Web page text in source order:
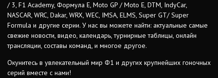
/ 3, F1 Academy, Формула Е, Moto GP / Moto E, DTM, IndyCar,
NASCAR, WRC, Dakar, WRX, WEC, IMSA, ELMS, Super GT/ Super
Formula и другие серии. У нас вы можете найти: актуальные самые
свежие новости, видео, календарь, турнирные таблицы, онлайн
трансляции, составы команд, и многое другое.
Окунитесь в увлекательный мир Ф1 и других крупнейших гоночных
серий вместе с нами!